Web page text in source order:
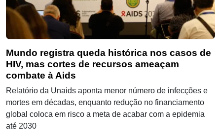
Mundo registra queda histórica nos casos de
HIV, mas cortes de recursos ameaçam
combate à Aids
Relatório da Unaids aponta menor número de infecções e
mortes em décadas, enquanto redução no financiamento
global coloca em risco a meta de acabar com a epidemia
até 2030